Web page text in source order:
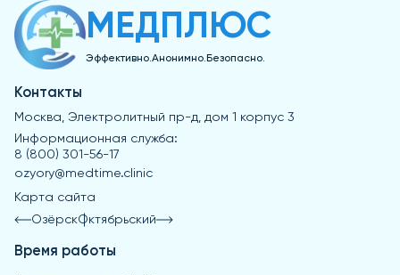
МЕДПЛЮС
Эффективно.Анонимно.Безопасно.
Контакты
Москва, Электролитный пр-д, дом 1 корпус 3
Информационная служба:
8 (800) 301-56-17
ozyory@medtime.clinic
Карта сайта
ОзёрскОктябрьский
Время работы